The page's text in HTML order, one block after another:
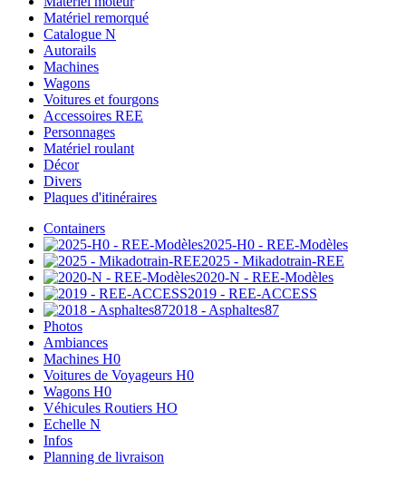
Matériel remorqué
Catalogue N
Autorails
Machines
Wagons
Voitures et fourgons
Accessoires REE
Personnages
Matériel roulant
Décor
Divers
Plaques d'itinéraires
Containers
2025-H0 - REE-Modèles
2025 - Mikadotrain-REE
2020-N - REE-Modèles
2019 - REE-ACCESS
2018 - Asphaltes87
Photos
Ambiances
Machines H0
Voitures de Voyageurs H0
Wagons H0
Véhicules Routiers HO
Echelle N
Infos
Planning de livraison